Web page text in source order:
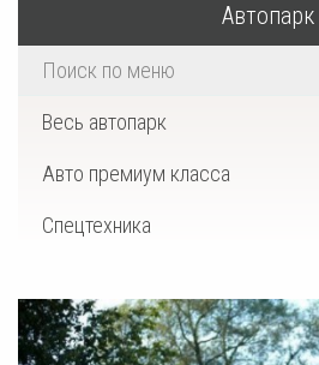
Автопарк
Весь автопарк
Авто премиум класса
Спецтехника